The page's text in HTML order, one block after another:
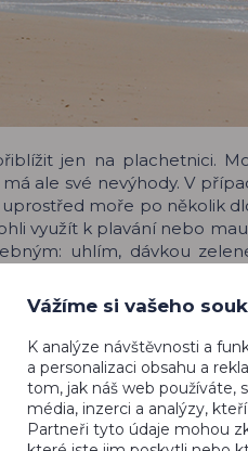
jen na plachetnici.
ale své nevýhody. V
moře po několik
využít k plavání nebo
uhlím, dávkou
Evropě. Celý proces
a svým množstvím
a málo sladká. Po
Tuto dávku
dostali čaj velmi sladký,
tu a tam zahlédli delfíny,
tisíce ptáků všech druhů a
v našem stanovém
Vážíme si vašeho
K analýze návštěvnosti a
a personalizaci obsahu a
tom, jak náš web používáte,
média, inzerci a analýzy,
Partneři tyto údaje mohou